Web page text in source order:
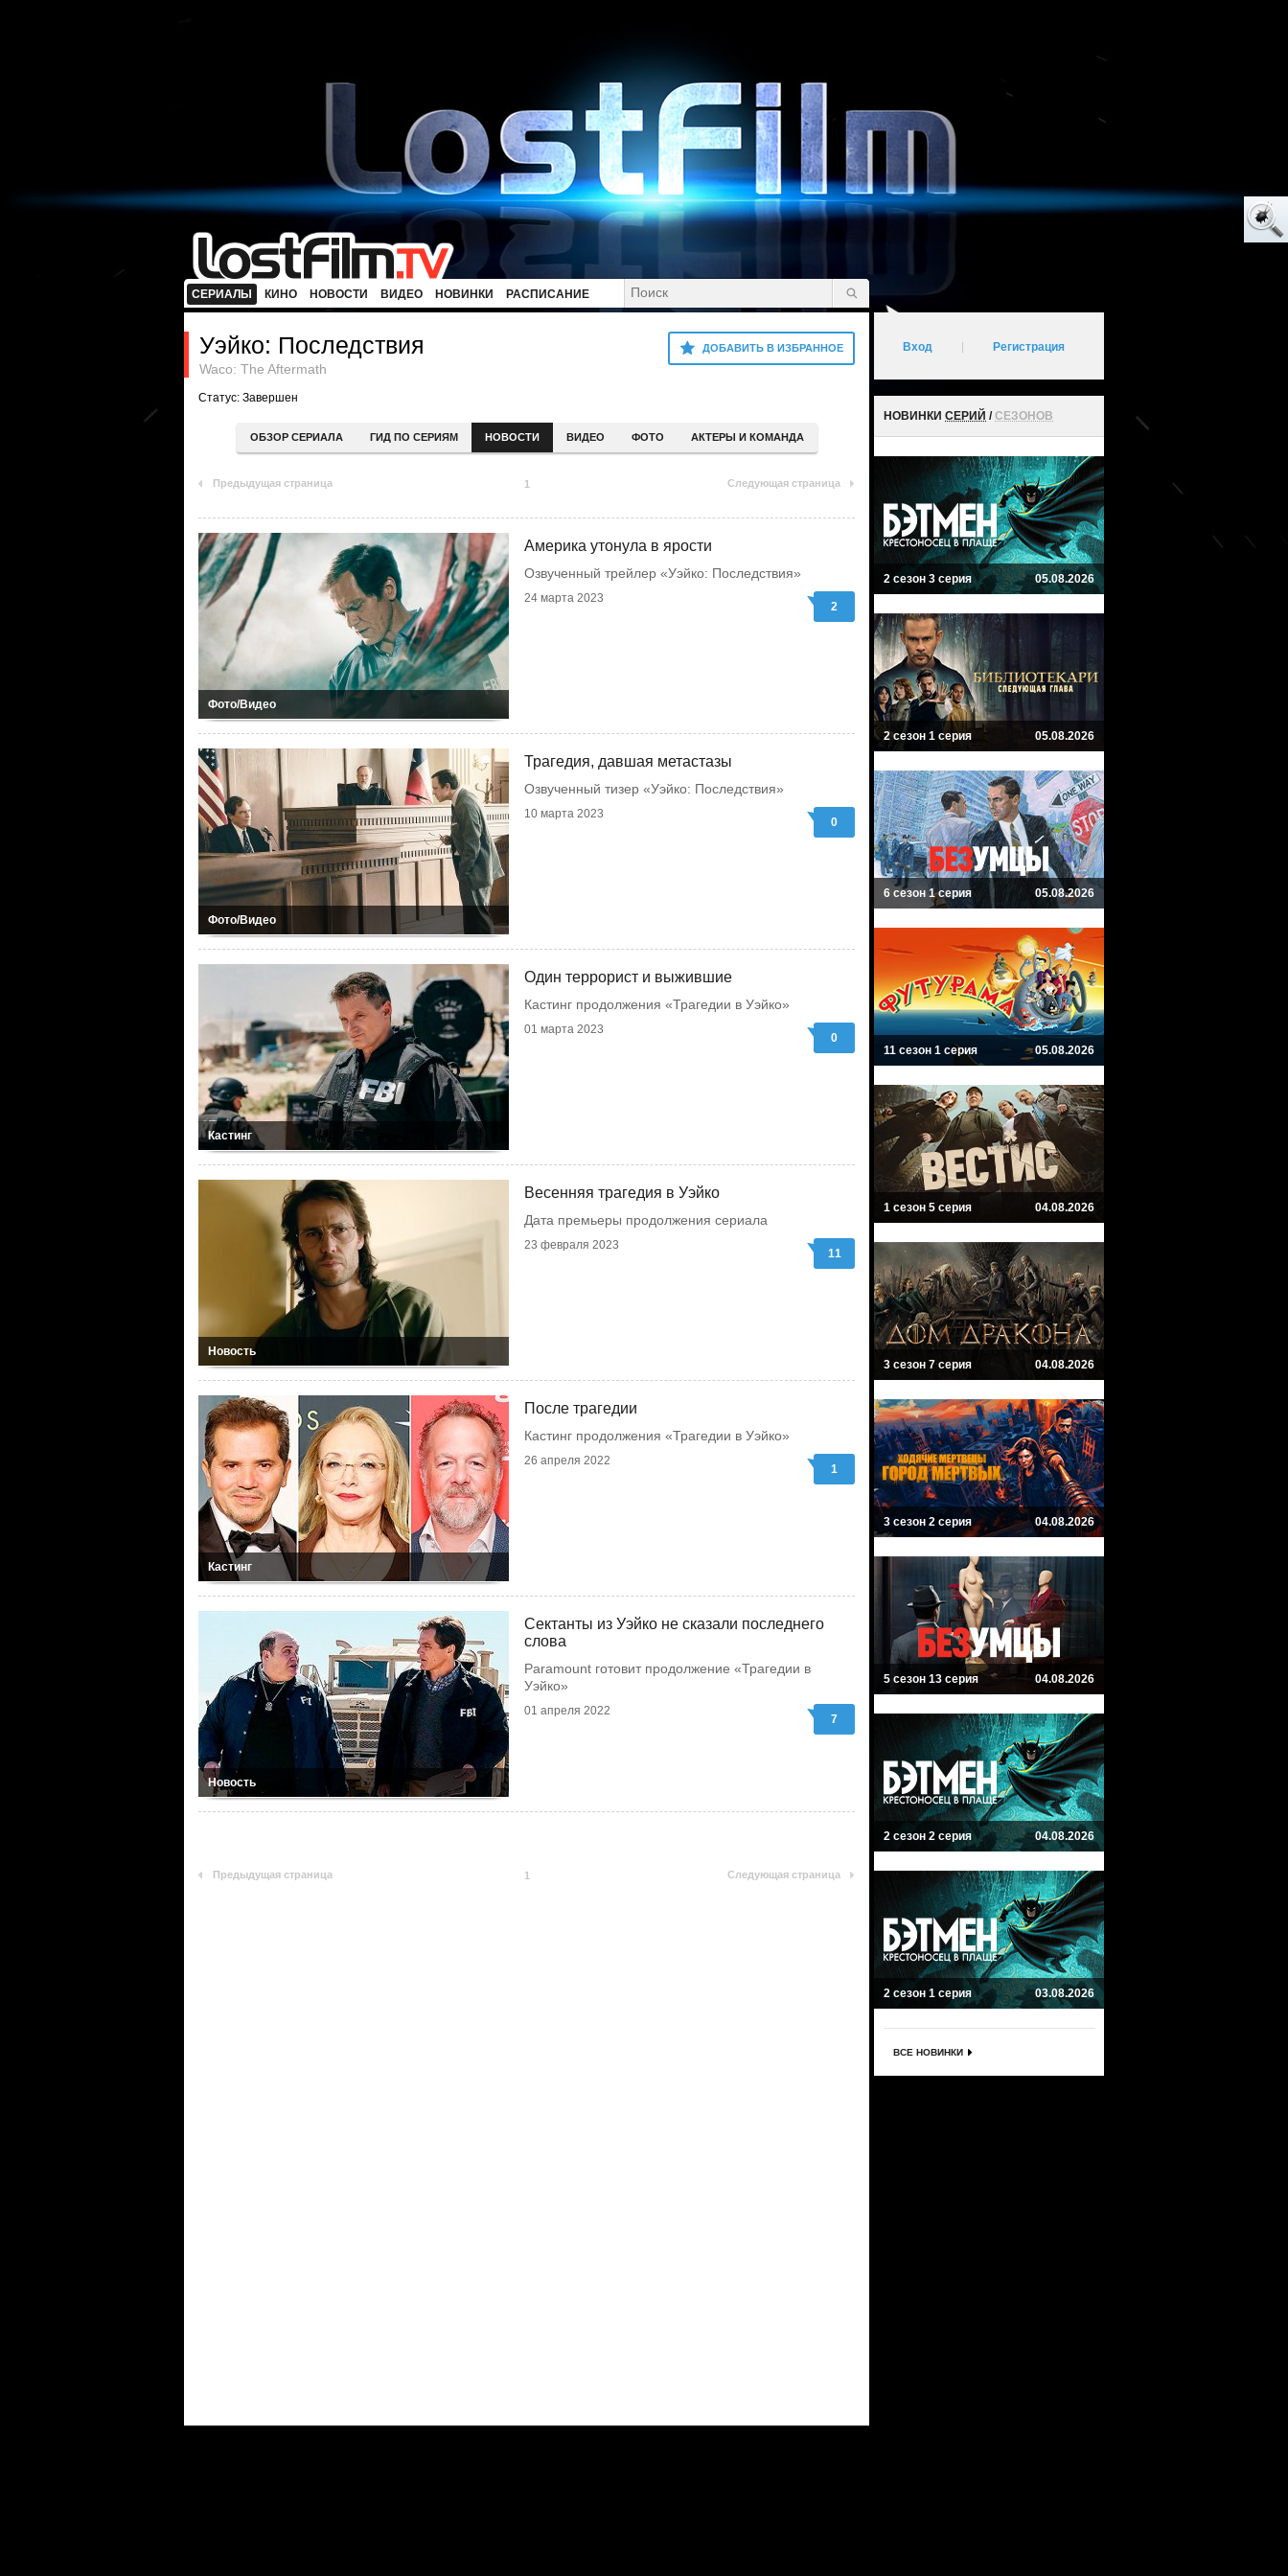
СЕРИАЛЫ КИНО НОВОСТИ ВИДЕО НОВИНКИ РАСПИСАНИЕ
ДОБАВИТЬ В ИЗБРАННОЕ
Уэйко: Последствия
Waco: The Aftermath
Статус: Завершен
ОБЗОР СЕРИАЛА ГИД ПО СЕРИЯМ НОВОСТИ ВИДЕО ФОТО АКТЕРЫ И КОМАНДА
Предыдущая страница 1 Следующая страница
Фото/Видео
Америка утонула в ярости
Озвученный трейлер «Уэйко: Последствия»
24 марта 2023
2
Фото/Видео
Трагедия, давшая метастазы
Озвученный тизер «Уэйко: Последствия»
10 марта 2023
0
Кастинг
Один террорист и выжившие
Кастинг продолжения «Трагедии в Уэйко»
01 марта 2023
0
Новость
Весенняя трагедия в Уэйко
Дата премьеры продолжения сериала
23 февраля 2023
11
Кастинг
После трагедии
Кастинг продолжения «Трагедии в Уэйко»
26 апреля 2022
1
Новость
Сектанты из Уэйко не сказали последнего
слова
Paramount готовит продолжение «Трагедии в
Уэйко»
01 апреля 2022
7
Предыдущая страница 1 Следующая страница
Вход Регистрация
НОВИНКИ СЕРИЙ /СЕЗОНОВ
2 сезон 3 серия 05.08.2026
2 сезон 1 серия 05.08.2026
6 сезон 1 серия 05.08.2026
11 сезон 1 серия 05.08.2026
1 сезон 5 серия 04.08.2026
3 сезон 7 серия 04.08.2026
3 сезон 2 серия 04.08.2026
5 сезон 13 серия 04.08.2026
2 сезон 2 серия 04.08.2026
2 сезон 1 серия 03.08.2026
ВСЕ НОВИНКИ